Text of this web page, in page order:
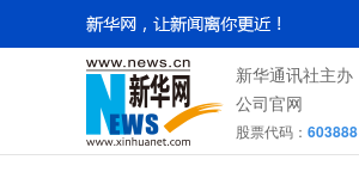
新华通讯社主办
公司官网
股票代码： 603888